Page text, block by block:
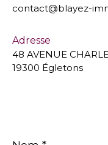
contact@blayez-
Adresse
48 AVENUE
19300 Égletons
*